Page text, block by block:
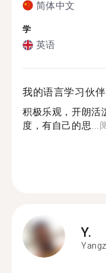
简体中文
学
英语
我的语言学习伙
积极乐观，开朗活
度，有自己的思...
Y.